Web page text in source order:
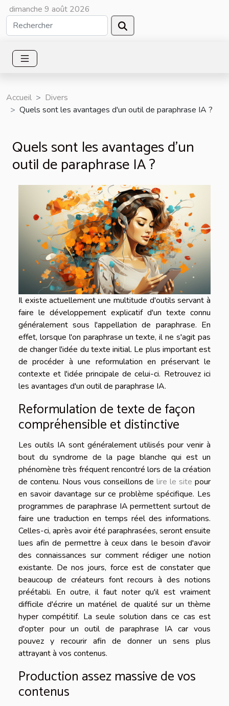
dimanche 9 août 2026
Accueil
Divers
Quels sont les avantages d'un outil de paraphrase IA ?
Quels sont les avantages d'un
outil de paraphrase IA ?
Il existe actuellement une multitude d'outils servant à
faire le développement explicatif d'un texte connu
généralement sous l'appellation de paraphrase. En
effet, lorsque l'on paraphrase un texte, il ne s'agit pas
de changer l'idée du texte initial. Le plus important est
de procéder à une reformulation en préservant le
contexte et l'idée principale de celui-ci. Retrouvez ici
les avantages d'un outil de paraphrase IA.
Reformulation de texte de façon
compréhensible et distinctive
Les outils IA sont généralement utilisés pour venir à
bout du syndrome de la page blanche qui est un
phénomène très fréquent rencontré lors de la création
de contenu. Nous vous conseillons delire le site pour
en savoir davantage sur ce problème spécifique. Les
programmes de paraphrase IA permettent surtout de
faire une traduction en temps réel des informations.
Celles-ci, après avoir été paraphrasées, seront ensuite
lues afin de permettre à ceux dans le besoin d'avoir
des connaissances sur comment rédiger une notion
existante. De nos jours, force est de constater que
beaucoup de créateurs font recours à des notions
préétabli. En outre, il faut noter qu'il est vraiment
difficile d'écrire un matériel de qualité sur un thème
hyper compétitif. La seule solution dans ce cas est
d'opter pour un outil de paraphrase IA car vous
pouvez y recourir afin de donner un sens plus
attrayant à vos contenus.
Production assez massive de vos
contenus